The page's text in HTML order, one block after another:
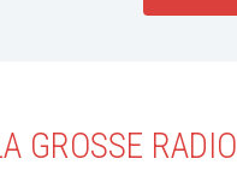
GROSSE RADIO